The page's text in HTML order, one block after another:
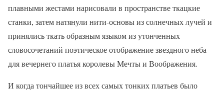
плавными жестами нарисовали в пространстве ткацкие
станки, затем натянули нити-основы из солнечных лучей и
принялись ткать образным языком из утонченных
словосочетаний поэтическое отображение звездного неба
для вечернего платья королевы Мечты и Воображения.
И когда тончайшее из всех самых тонких платьев было